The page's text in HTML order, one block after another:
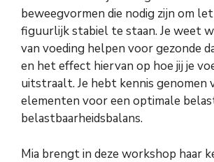
beweegvormen die nodig zijn om
figuurlijk stabiel te staan. Je weet
van voeding helpen voor gezonde
en het effect hiervan op hoe jij je
uitstraalt. Je hebt kennis genomen
elementen voor een optimale
belastbaarheidsbalans.
Mia brengt in deze workshop haar